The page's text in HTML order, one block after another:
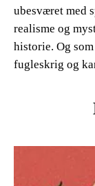
ubesværet med
realisme og
historie. Og
fugleskrig og